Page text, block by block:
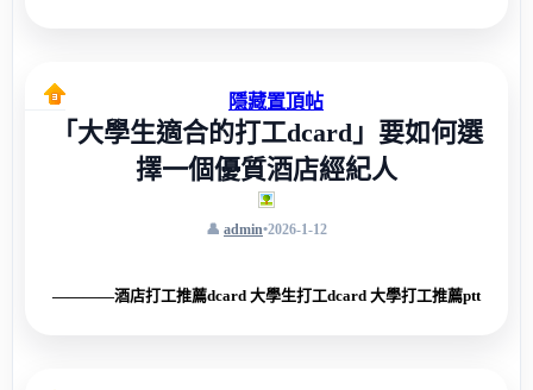
隱藏置頂帖
「大學生適合的打工dcard」要如何選
擇一個優質酒店經紀人
admin•2026-1-12
————酒店打工推薦dcard 大學生打工dcard 大學打工推薦ptt